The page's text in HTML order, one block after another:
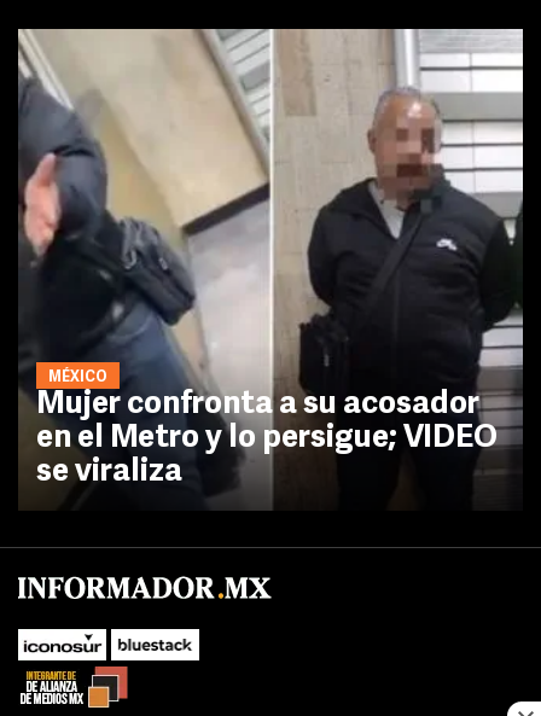
MÉXICO
Mujer confronta a su acosador
en el Metro y lo persigue; VIDEO
se viraliza